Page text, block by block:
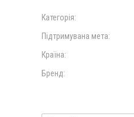
Категорія:
Підтримувана мета:
Країна:
Бренд: